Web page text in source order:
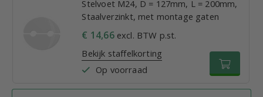
Stelvoet M24, D = 127mm, L = 200mm,
Staalverzinkt, met montage gaten
€ 14,66excl. BTW p.st.
Bekijk staffelkorting
Op voorraad